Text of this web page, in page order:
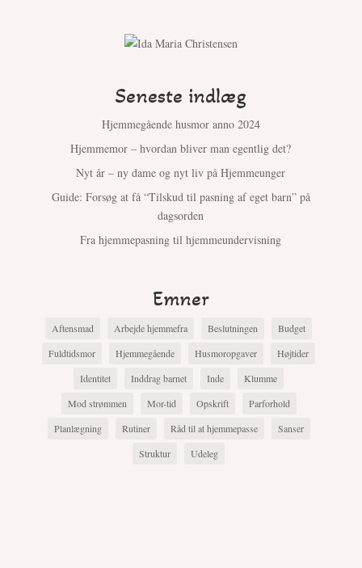
Seneste indlæg
Hjemmegående husmor anno 2024
Hjemmemor – hvordan bliver man egentlig det?
Nyt år – ny dame og nyt liv på Hjemmeunger
Guide: Forsøg at få “Tilskud til pasning af eget barn” på
dagsorden
Fra hjemmepasning til hjemmeundervisning
Emner
Aftensmad Arbejde hjemmefra Beslutningen
Budget
Fuldtidsmor
Hjemmegående Husmoropgaver
Højtider
Identitet
Inddrag barnet Inde
Klumme
Mod strømmen
Mor-tid Opskrift
Parforhold
Planlægning
Rutiner Råd til at hjemmepasse
Sanser
Struktur
Udeleg